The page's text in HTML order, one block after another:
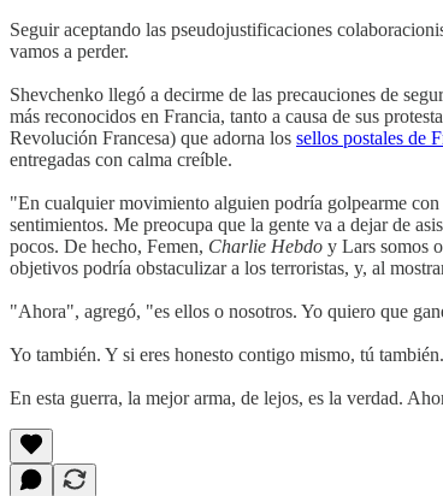
Seguir aceptando las pseudojustificaciones
vamos a perder.
Shevchenko llegó a decirme de las precauciones de
más reconocidos en Francia, tanto a causa de sus
Revolución Francesa) que adorna los sellos postales de
entregadas con calma creíble.
"En cualquier movimiento alguien podría golpearme
sentimientos. Me preocupa que la gente va a dejar de
pocos. De hecho, Femen, Charlie Hebdo y Lars somos
objetivos podría obstaculizar a los terroristas, y, al
"Ahora", agregó, "es ellos o nosotros. Yo quiero que
Yo también. Y si eres honesto contigo mismo, tú también.
En esta guerra, la mejor arma, de lejos, es la verdad.